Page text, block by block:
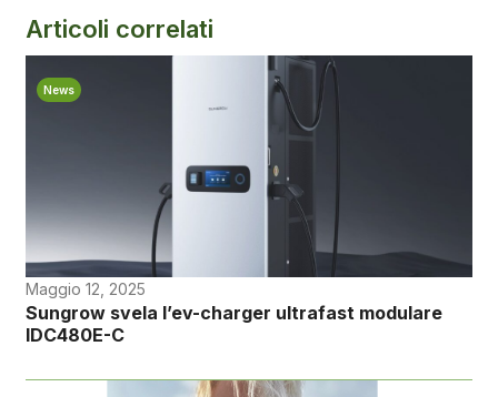
Articoli correlati
News
Maggio 12, 2025
Sungrow svela l’ev-charger ultrafast modulare
IDC480E-C